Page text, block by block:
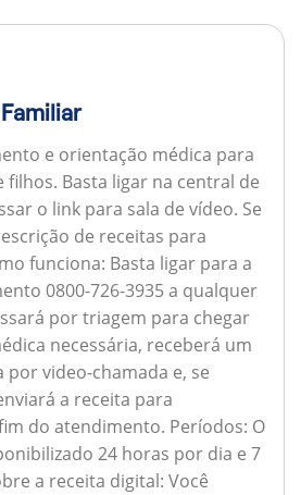
e orientação médica para
filhos. Basta ligar na central de
o link para sala de vídeo. Se
de receitas para
funciona: Basta ligar para a
0800-726-3935 a qualquer
por triagem para chegar
necessária, receberá um
por video-chamada e, se
a receita para
do atendimento. Períodos: O
24 horas por dia e 7
a receita digital: Você